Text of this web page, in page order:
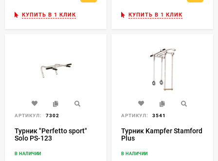
КУПИТЬ В 1 КЛИК КУПИТЬ В 1 КЛИК
АРТИКУЛ: 7302
Турник "Perfetto sport"
Solo PS-123
В НАЛИЧИИ
АРТИКУЛ: 3541
Турник Kampfer Stamford
Plus
В НАЛИЧИИ